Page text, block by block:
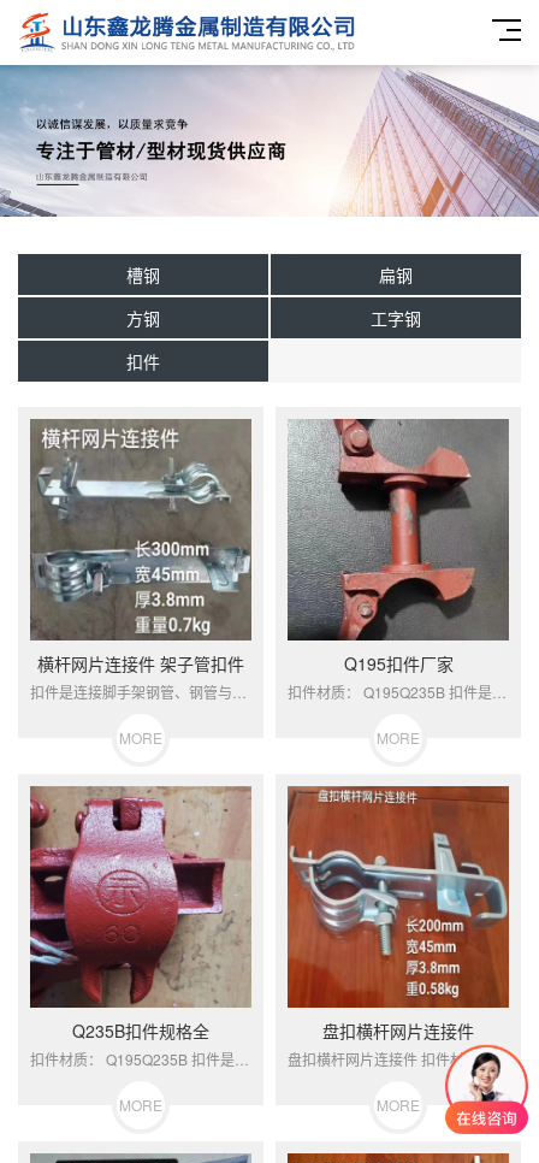
槽钢
扁钢
方钢
工字钢
扣件
横杆网片连接件 架子管扣件
MORE
Q195扣件厂家
MORE
Q235B扣件规格全
MORE
盘扣横杆网片连接件
盘扣横杆网片连接件 扣件材质： Q19...
MORE